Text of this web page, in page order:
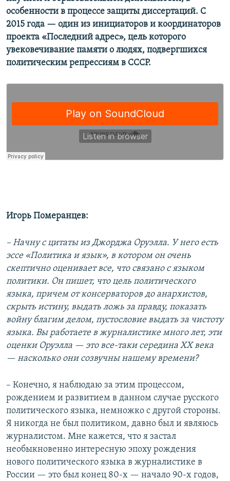
особенности в процессе защиты диссертаций. С
2015 года — один из инициаторов и координаторов
проекта «Последний адрес», цель которого
увековечивание памяти о людях, подвергшихся
политическим репрессиям в СССР.
Игорь Померанцев:
– Начну с цитаты из Джорджа Оруэлла. У него есть
эссе «Политика и язык», в котором он очень
скептично оценивает все, что связано с языком
политики. Он пишет, что цель политического
языка, причем от консерваторов до анархистов,
скрыть истину, выдать ложь за правду, показать
войну благим делом, пустословие выдать за чистоту
языка. Вы работаете в журналистике много лет, эти
оценки Оруэлла — это все-таки середина ХХ века
— насколько они созвучны нашему времени?
– Конечно, я наблюдаю за этим процессом,
рождением и развитием в данном случае русского
политического языка, немножко с другой стороны.
Я никогда не был политиком, давно был и являюсь
журналистом. Мне кажется, что я застал
необыкновенно интересную эпоху рождения
нового политического языка в журналистике в
России — это был конец 80-х — начало 90-х годов,